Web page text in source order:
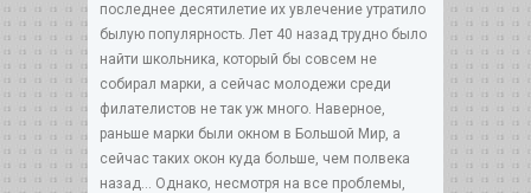
последнее десятилетие их увлечение утратило
былую популярность. Лет 40 назад трудно было
найти школьника, который бы совсем не
собирал марки, а сейчас молодежи среди
филателистов не так уж много. Наверное,
раньше марки были окном в Большой Мир, а
сейчас таких окон куда больше, чем полвека
назад... Однако, несмотря на все проблемы,